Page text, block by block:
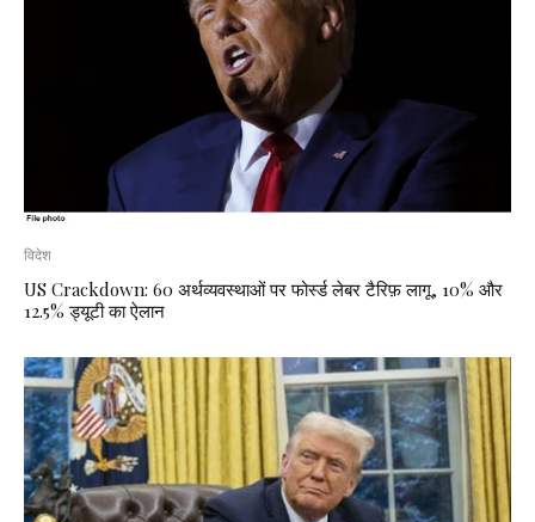
विदेश
US Crackdown: 60 अर्थव्यवस्थाओं पर फोर्स्ड लेबर टैरिफ़ लागू, 10% और
12.5% ड्यूटी का ऐलान